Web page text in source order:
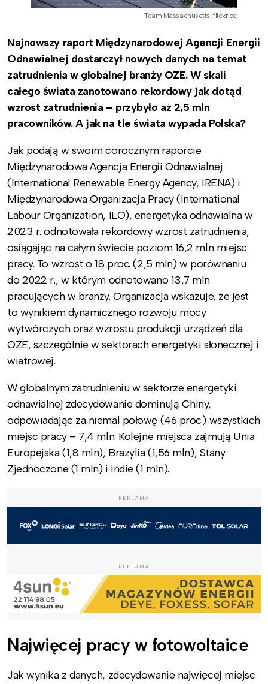
Team Massachusetts, flickr cc
Najnowszy raport Międzynarodowej Agencji Energii
Odnawialnej dostarczył nowych danych na temat
zatrudnienia w globalnej branży OZE. W skali
całego świata zanotowano rekordowy jak dotąd
wzrost zatrudnienia – przybyło aż 2,5 mln
pracowników. A jak na tle świata wypada Polska?
Jak podają w swoim corocznym raporcie
Międzynarodowa Agencja Energii Odnawialnej
(International Renewable Energy Agency, IRENA) i
Międzynarodowa Organizacja Pracy (International
Labour Organization, ILO), energetyka odnawialna w
2023 r. odnotowała rekordowy wzrost zatrudnienia,
osiągając na całym świecie poziom 16,2 mln miejsc
pracy. To wzrost o 18 proc. (2,5 mln) w porównaniu
do 2022 r., w którym odnotowano 13,7 mln
pracujących w branży. Organizacja wskazuje, że jest
to wynikiem dynamicznego rozwoju mocy
wytwórczych oraz wzrostu produkcji urządzeń dla
OZE, szczególnie w sektorach energetyki słonecznej i
wiatrowej.
W globalnym zatrudnieniu w sektorze energetyki
odnawialnej zdecydowanie dominują Chiny,
odpowiadając za niemal połowę (46 proc.) wszystkich
miejsc pracy – 7,4 mln. Kolejne miejsca zajmują Unia
Europejska (1,8 mln), Brazylia (1,56 mln), Stany
Zjednoczone (1 mln) i Indie (1 mln).
REKLAMA
REKLAMA
Najwięcej pracy w fotowoltaice
Jak wynika z danych, zdecydowanie najwięcej miejsc